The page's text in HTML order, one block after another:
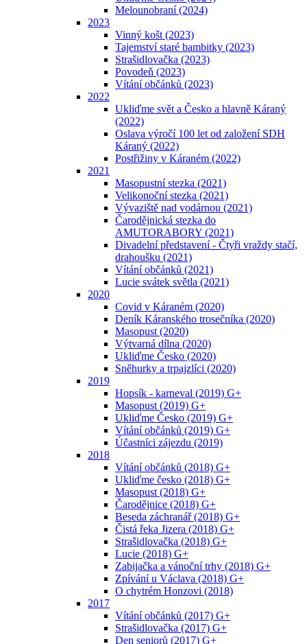
Melounobraní (2024)
2023
Vinný košt (2023)
Tajemství staré bambitky (2023)
Strašidlovačka (2023)
Povodeň (2023)
Vítání občánků (2023)
2022
Ukliďme svět a Česko a hlavně Káraný
(2022)
Oslava výročí 100 let od založení SDH
Káraný (2022)
Postřižiny v Káraném (2022)
2021
Masopustní stezka (2021)
Velikonoční stezka (2021)
Vývaziště nad vodárnou (2021)
Čarodějnická stezka do
AMUTORABORY (2021)
Divadelní představení - Čtyři vraždy stačí,
drahoušku (2021)
Vítání občánků (2021)
Lucie svátek světla (2021)
2020
Covid v Káraném (2020)
Deník Káranského trosečníka (2020)
Masopust (2020)
Výtvarná dílna (2020)
Ukliďme Česko (2020)
Sněhurky a trpajzlíci (2020)
2019
Hopsík - karneval (2019) G+
Masopust (2019) G+
Ukliďme Česko (2019) G+
Vítání občánků (2019) G+
Účastníci zájezdu (2019)
2018
Vítání občánků (2018) G+
Ukliďme česko (2018) G+
Masopust (2018) G+
Čarodějnice (2018) G+
Beseda záchranář (2018) G+
Čistá řeka Jizera (2018) G+
Strašidlovačka (2018) G+
Lucie (2018) G+
Zabijačka a vánoční trhy (2018) G+
Zpívání u Václava (2018) G+
O chytrém Honzovi (2018)
2017
Vítání občánků (2017) G+
Strašidlovačka (2017) G+
Den seniorů (2017) G+